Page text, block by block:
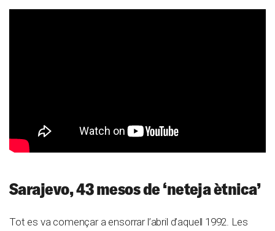
Sarajevo, 43 mesos de ‘neteja ètnica’
Tot es va començar a ensorrar l’abril d’aquell 1992. Les